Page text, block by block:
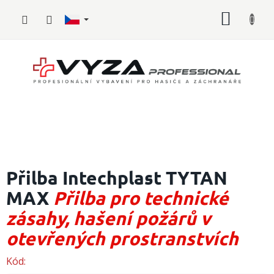
Požární
sport
Zdravotnické
vybavení
Přilba Intechplast TYTAN
MAX Přilba pro technické
zásahy, hašení požárů v
otevřených prostranstvích
Kód: